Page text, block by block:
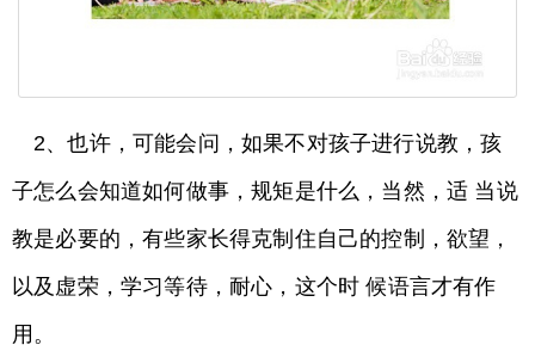
2、也许，可能会问，如果不对孩子进行说教，孩
子怎么会知道如何做事，规矩是什么，当然，适 当说
教是必要的，有些家长得克制住自己的控制，欲望，
以及虚荣，学习等待，耐心，这个时 候语言才有作
用。